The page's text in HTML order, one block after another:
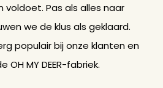
voldoet. Pas als alles naar
we de klus als geklaard.
populair bij onze klanten en
MY DEER-fabriek.